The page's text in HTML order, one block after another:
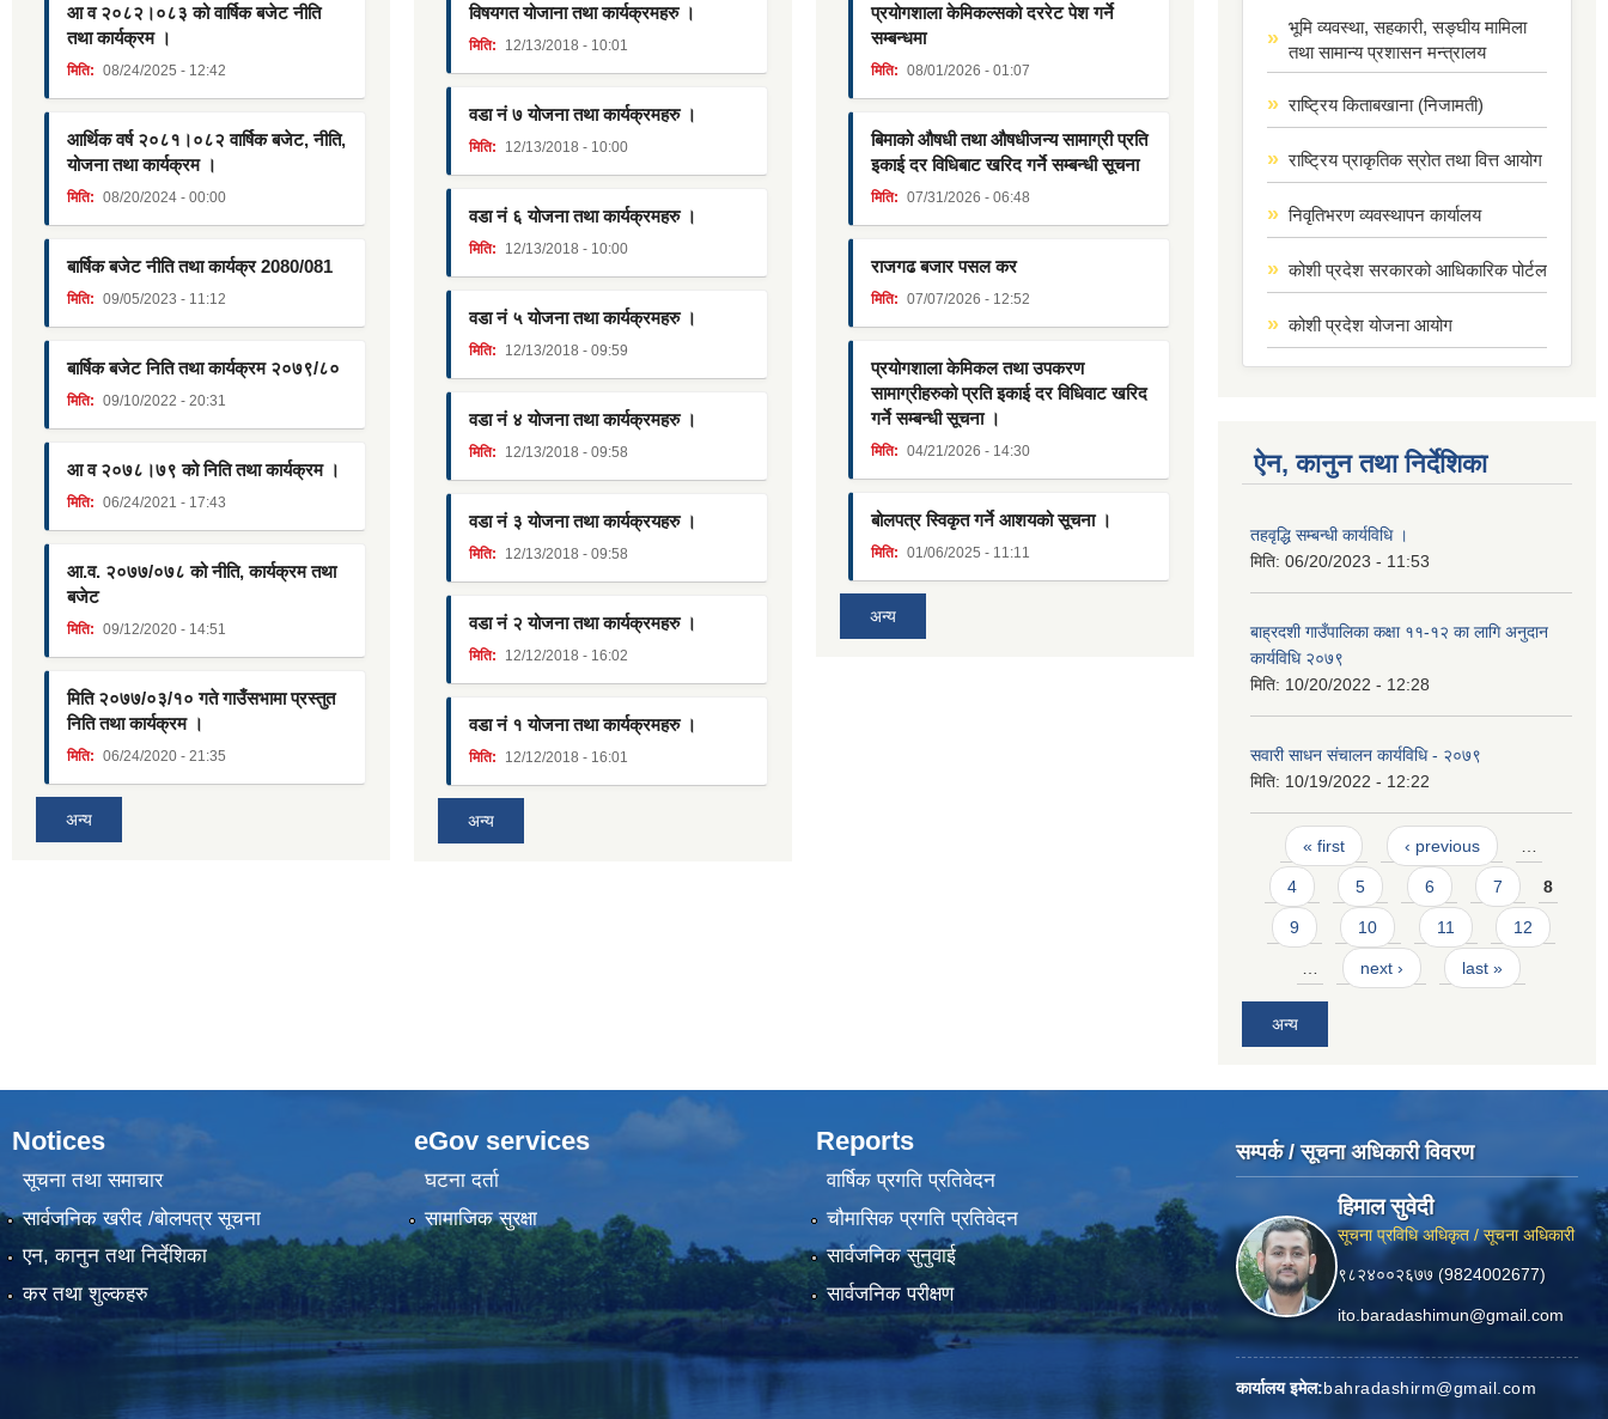
आ व २०८२।०८३ को वार्षिक बजेट नीति
तथा कार्यक्रम ।
मिति: 08/24/2025 - 12:42
आर्थिक वर्ष २०८१।०८२ वार्षिक बजेट, नीति,
योजना तथा कार्यक्रम ।
मिति: 08/20/2024 - 00:00
बार्षिक बजेट नीति तथा कार्यक्र 2080/081
मिति: 09/05/2023 - 11:12
बार्षिक बजेट निति तथा कार्यक्रम २०७९/८०
मिति: 09/10/2022 - 20:31
आ व २०७८।७९ को निति तथा कार्यक्रम ।
मिति: 06/24/2021 - 17:43
आ.व. २०७७/०७८ को नीति, कार्यक्रम तथा
बजेट
मिति: 09/12/2020 - 14:51
मिति २०७७/०३/१० गते गाउँसभामा प्रस्तुत
निति तथा कार्यक्रम ।
मिति: 06/24/2020 - 21:35
अन्य
विषयगत योजाना तथा कार्यक्रमहरु ।
मिति: 12/13/2018 - 10:01
वडा नं ७ योजना तथा कार्यक्रमहरु ।
मिति: 12/13/2018 - 10:00
वडा नं ६ योजना तथा कार्यक्रमहरु ।
मिति: 12/13/2018 - 10:00
वडा नं ५ योजना तथा कार्यक्रमहरु ।
मिति: 12/13/2018 - 09:59
वडा नं ४ योजना तथा कार्यक्रमहरु ।
मिति: 12/13/2018 - 09:58
वडा नं ३ योजना तथा कार्यक्रयहरु ।
मिति: 12/13/2018 - 09:58
वडा नं २ योजना तथा कार्यक्रमहरु ।
मिति: 12/12/2018 - 16:02
वडा नं १ योजना तथा कार्यक्रमहरु ।
मिति: 12/12/2018 - 16:01
अन्य
प्रयोगशाला केमिकल्सको दररेट पेश गर्ने
सम्बन्धमा
मिति: 08/01/2026 - 01:07
बिमाको औषधी तथा औषधीजन्य सामाग्री प्रति
इकाई दर विधिबाट खरिद गर्ने सम्बन्धी सूचना
मिति: 07/31/2026 - 06:48
राजगढ बजार पसल कर
मिति: 07/07/2026 - 12:52
प्रयोगशाला केमिकल तथा उपकरण
सामाग्रीहरुको प्रति इकाई दर विधिवाट खरिद
गर्ने सम्बन्धी सूचना ।
मिति: 04/21/2026 - 14:30
बोलपत्र स्विकृत गर्ने आशयको सूचना ।
मिति: 01/06/2025 - 11:11
अन्य
भूमि व्यवस्था, सहकारी, सङ्घीय मामिला
तथा सामान्य प्रशासन मन्त्रालय
राष्ट्रिय किताबखाना (निजामती)
राष्ट्रिय प्राकृतिक स्रोत तथा वित्त आयोग
निवृतिभरण व्यवस्थापन कार्यालय
कोशी प्रदेश सरकारको आधिकारिक पोर्टल
कोशी प्रदेश योजना आयोग
ऐन, कानुन तथा निर्देशिका
तहवृद्धि सम्बन्धी कार्यविधि ।
मिति: 06/20/2023 - 11:53
बाह्रदशी गाउँपालिका कक्षा ११-१२ का लागि अनुदान
कार्यविधि २०७९
मिति: 10/20/2022 - 12:28
सवारी साधन संचालन कार्यविधि - २०७९
मिति: 10/19/2022 - 12:22
Pages
« first ‹ previous …
4 5 6 7 8
9 10 11 12
… next › last »
अन्य
Notices
सूचना तथा समाचार
सार्वजनिक खरीद /बोलपत्र सूचना
एन, कानुन तथा निर्देशिका
कर तथा शुल्कहरु
eGov services
घटना दर्ता
सामाजिक सुरक्षा
Reports
वार्षिक प्रगति प्रतिवेदन
चौमासिक प्रगति प्रतिवेदन
सार्वजनिक सुनुवाई
सार्वजनिक परीक्षण
सम्पर्क / सूचना अधिकारी विवरण
हिमाल सुवेदी
सूचना प्रविधि अधिकृत / सूचना अधिकारी
९८२४००२६७७ (9824002677)
ito.baradashimun@gmail.com
कार्यालय इमेल:bahradashirm@gmail.com